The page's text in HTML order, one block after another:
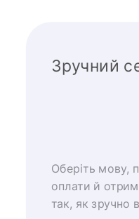
Зручний
Оберіть мову,
оплати й
так, як зручно